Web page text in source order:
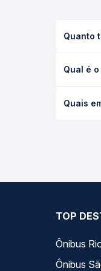
Quanto
Qual é
poltrona
Quais
TOP
Ônibus
Ônibus